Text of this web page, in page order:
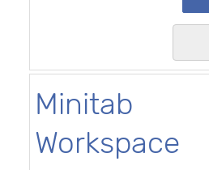
Minitab
Workspace